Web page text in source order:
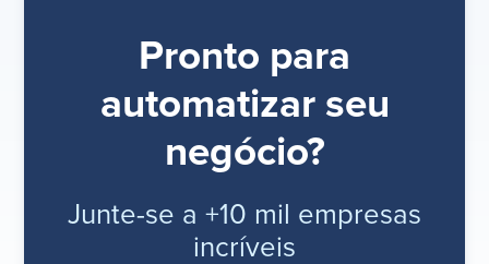
Pronto para
automatizar seu
negócio?
Junte-se a +10 mil empresas
incríveis